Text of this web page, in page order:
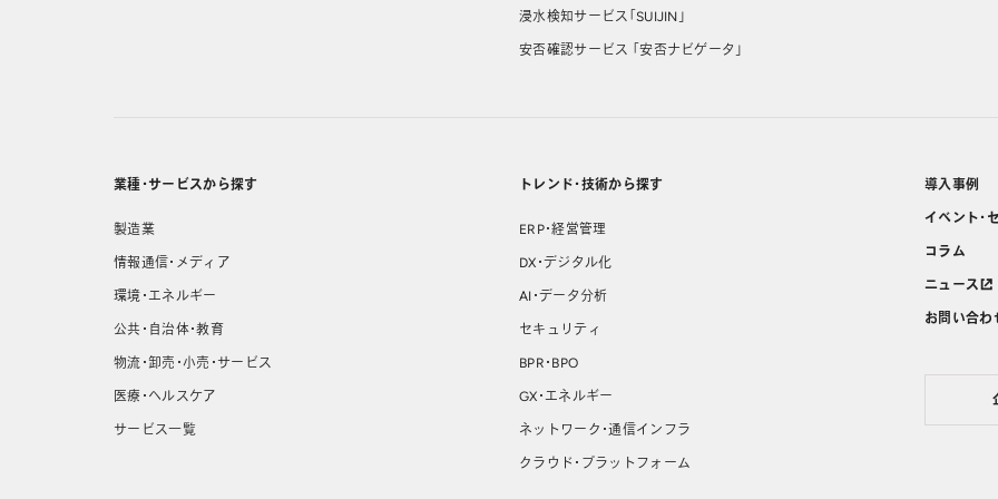
浸水検知サービス「SUIJIN」
安否確認サービス 「安否ナビゲータ」
業種・サービスから探す
製造業
情報通信・メディア
環境・エネルギー
公共・自治体・教育
物流・卸売・小売・サービス
医療・ヘルスケア
サービス一覧
トレンド・技術から探す
ERP・経営管理
DX・デジタル化
AI・データ分析
セキュリティ
BPR・BPO
GX・エネルギー
ネットワーク・通信インフラ
クラウド・プラットフォーム
導入事例
イベント・
コラム
ニュース
お問い合わ